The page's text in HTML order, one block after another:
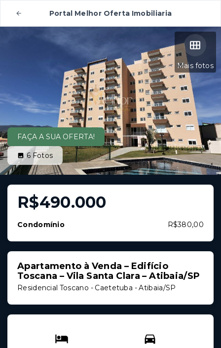
Portal Melhor Oferta Imobiliaria
Mais fotos
FAÇA A SUA OFERTA!
6 Fotos
R$490.000
Condomínio R$380,00
Apartamento à Venda – Edifício
Toscana – Vila Santa Clara – Atibaia/SP
Residencial Toscano - Caetetuba - Atibaia/SP